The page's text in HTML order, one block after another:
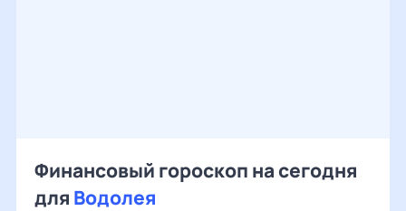
Финансовый гороскоп на сегодня
для Водолея